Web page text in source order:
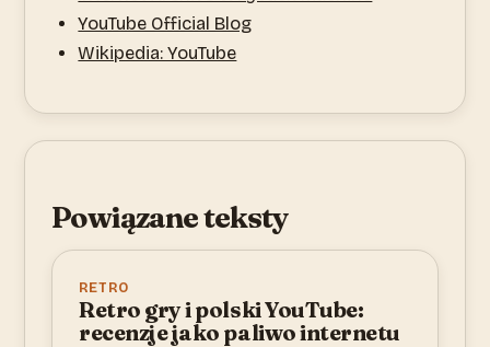
YouTube Official Blog
Wikipedia: YouTube
Powiązane teksty
RETRO
Retro gry i polski YouTube:
recenzje jako paliwo internetu